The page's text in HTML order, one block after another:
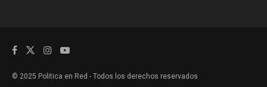
© 2025 Politica en Red - Todos los derechos reservados